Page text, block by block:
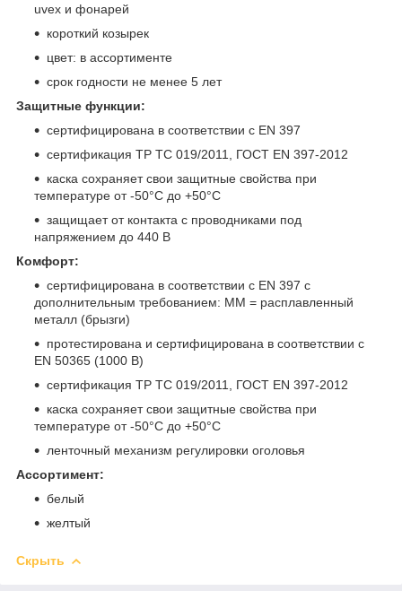
uvex и фонарей
короткий козырек
цвет: в ассортименте
срок годности не менее 5 лет
Защитные функции:
сертифицирована в соответствии с EN 397
сертификация ТР ТС 019/2011, ГОСТ EN 397-2012
каска сохраняет свои защитные свойства при
температуре от -50°С до +50°С
защищает от контакта с проводниками под
напряжением до 440 В
Комфорт:
сертифицирована в соответствии с EN 397 с
дополнительным требованием: MM = расплавленный
металл (брызги)
протестирована и сертифицирована в соответствии с
EN 50365 (1000 В)
сертификация ТР ТС 019/2011, ГОСТ EN 397-2012
каска сохраняет свои защитные свойства при
температуре от -50°С до +50°С
ленточный механизм регулировки оголовья
Ассортимент:
белый
желтый
Скрыть